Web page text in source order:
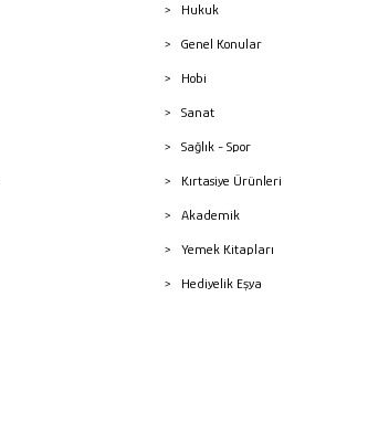
Hukuk
Genel Konular
Hobi
Sanat
Sağlık - Spor
Kırtasiye Ürünleri
Akademik
Yemek Kitapları
Hediyelik Eşya